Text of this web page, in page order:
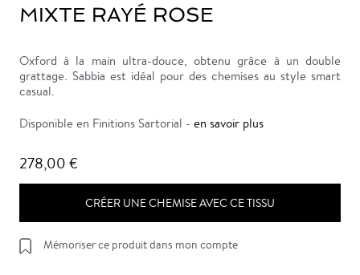
MIXTE RAYÉ ROSE
Oxford à la main ultra-douce, obtenu grâce à un double
grattage. Sabbia est idéal pour des chemises au style smart
casual.
Disponible en Finitions Sartorial - en savoir plus
278,00 €
CRÉER UNE CHEMISE AVEC CE TISSU
Mémoriser ce produit dans mon compte